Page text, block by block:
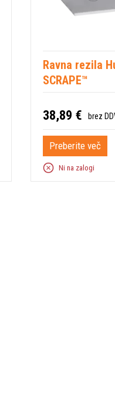
Ravna rezila
SCRAPE™
38,89 € brez
Preberite več
Ni na zalogi